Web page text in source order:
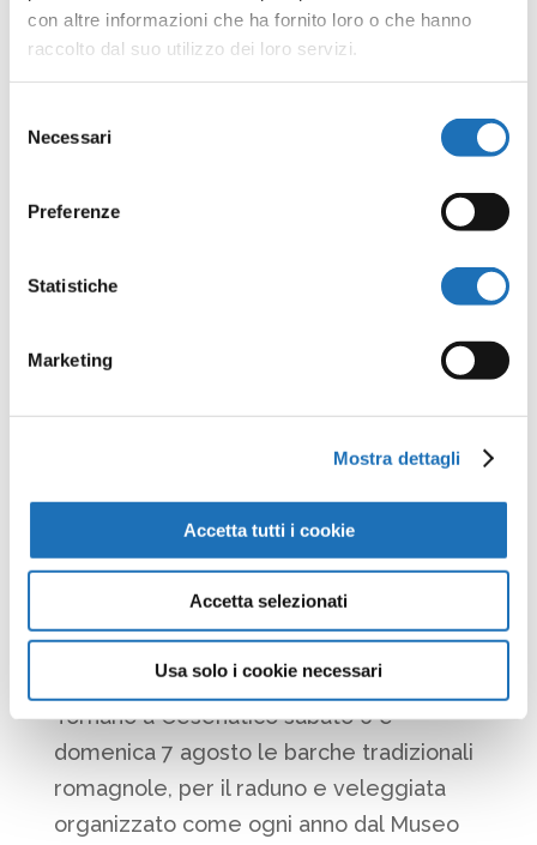
con altre informazioni che ha fornito loro o che hanno
raccolto dal suo utilizzo dei loro servizi.
delNecessari
Preferenze
Statistiche
Marketing
Mostra dettagli
Accetta tutti i cookie
Accetta selezionati
Usa solo i cookie necessari
barche tradizionali della Romagna sono
al...
Torna il raduno di barche tradizionali per la Festa
di Garibaldi
​Tornano a Cesenatico sabato 6 e
domenica 7 agosto le barche tradizionali
romagnole, per il raduno e veleggiata
organizzato come ogni anno dal Museo